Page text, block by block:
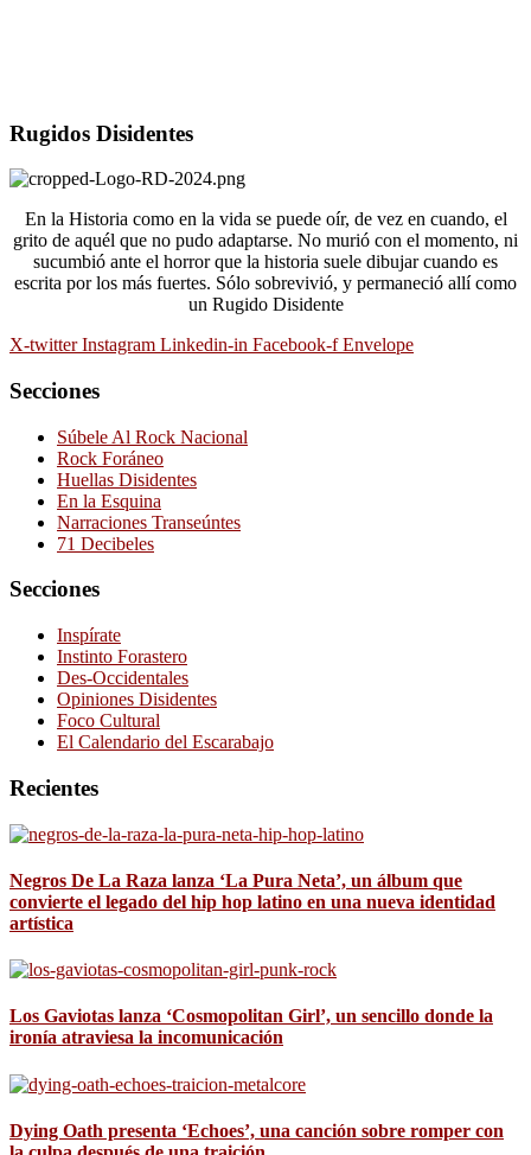
Rugidos Disidentes
En la Historia como en la vida se puede oír, de vez en cuando, el
grito de aquél que no pudo adaptarse. No murió con el momento, ni
sucumbió ante el horror que la historia suele dibujar cuando es
escrita por los más fuertes. Sólo sobrevivió, y permaneció allí como
un Rugido Disidente
X-twitter Instagram Linkedin-in Facebook-f Envelope
Secciones
Súbele Al Rock Nacional
Rock Foráneo
Huellas Disidentes
En la Esquina
Narraciones Transeúntes
71 Decibeles
Secciones
Inspírate
Instinto Forastero
Des-Occidentales
Opiniones Disidentes
Foco Cultural
El Calendario del Escarabajo
Recientes
Negros De La Raza lanza ‘La Pura Neta’, un álbum que
convierte el legado del hip hop latino en una nueva identidad
artística
Los Gaviotas lanza ‘Cosmopolitan Girl’, un sencillo donde la
ironía atraviesa la incomunicación
Dying Oath presenta ‘Echoes’, una canción sobre romper con